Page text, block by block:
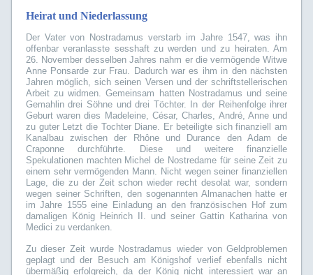
Heirat und Niederlassung
Der Vater von Nostradamus verstarb im Jahre 1547, was ihn
offenbar veranlasste sesshaft zu werden und zu heiraten. Am
26. November desselben Jahres nahm er die vermögende Witwe
Anne Ponsarde zur Frau. Dadurch war es ihm in den nächsten
Jahren möglich, sich seinen Versen und der schriftstellerischen
Arbeit zu widmen. Gemeinsam hatten Nostradamus und seine
Gemahlin drei Söhne und drei Töchter. In der Reihenfolge ihrer
Geburt waren dies Madeleine, César, Charles, André, Anne und
zu guter Letzt die Tochter Diane. Er beteiligte sich finanziell am
Kanalbau zwischen der Rhône und Durance den Adam de
Craponne durchführte. Diese und weitere finanzielle
Spekulationen machten Michel de Nostredame für seine Zeit zu
einem sehr vermögenden Mann. Nicht wegen seiner finanziellen
Lage, die zu der Zeit schon wieder recht desolat war, sondern
wegen seiner Schriften, den sogenannten Almanachen hatte er
im Jahre 1555 eine Einladung an den französischen Hof zum
damaligen König Heinrich II. und seiner Gattin Katharina von
Medici zu verdanken.
Zu dieser Zeit wurde Nostradamus wieder von Geldproblemen
geplagt und der Besuch am Königshof verlief ebenfalls nicht
übermäßig erfolgreich, da der König nicht interessiert war an